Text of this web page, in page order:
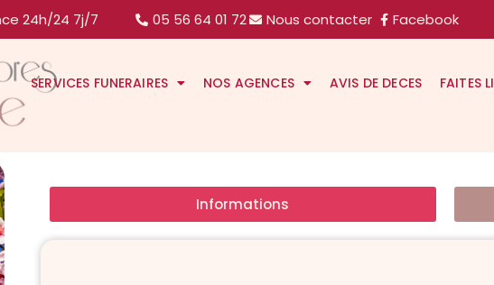
24h/24 7j/7 05 56 64 01 72 Nous contacter Facebook
SERVICES FUNERAIRES NOS AGENCES AVIS DE DECES FAITES
Informations